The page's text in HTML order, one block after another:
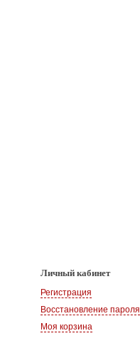
Личный кабинет
Регистрация
Восстановление пароля
Моя корзина